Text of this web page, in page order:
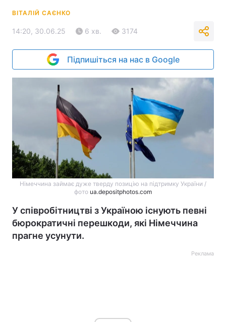
ВІТАЛІЙ САЄНКО
14:20, 30.06.25 6 хв. 3174
Підпишіться на нас в Google
Німеччина займає дуже тверду позицію на підтримку України /
фото ua.depositphotos.com
У співробітництві з Україною існують певні
бюрократичні перешкоди, які Німеччина
прагне усунути.
Реклама